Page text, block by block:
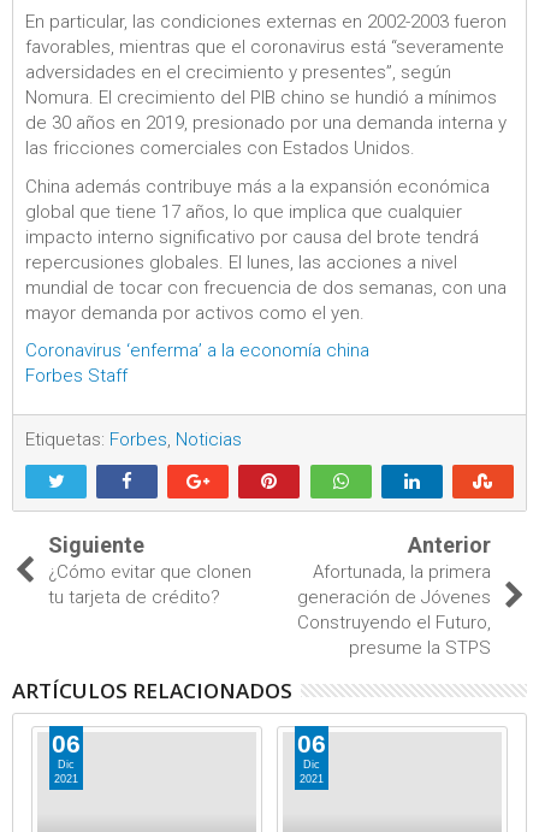
En particular, las condiciones externas en 2002-2003 fueron
favorables, mientras que el coronavirus está “severamente
adversidades en el crecimiento y presentes”, según
Nomura. El crecimiento del PIB chino se hundió a mínimos
de 30 años en 2019, presionado por una demanda interna y
las fricciones comerciales con Estados Unidos.
China además contribuye más a la expansión económica
global que tiene 17 años, lo que implica que cualquier
impacto interno significativo por causa del brote tendrá
repercusiones globales. El lunes, las acciones a nivel
mundial de tocar con frecuencia de dos semanas, con una
mayor demanda por activos como el yen.
Coronavirus ‘enferma’ a la economía china
Forbes Staff
Etiquetas: Forbes Noticias
Siguiente
¿Cómo evitar que clonen
tu tarjeta de crédito?
Anterior
Afortunada, la primera
generación de Jóvenes
Construyendo el Futuro,
presume la STPS
ARTÍCULOS RELACIONADOS
06
Dic
2021
06
Dic
2021